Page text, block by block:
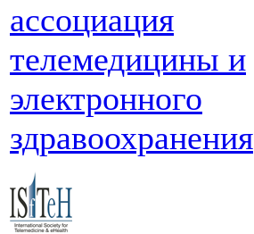
ассоциация
телемедицины и
электронного
здравоохранения